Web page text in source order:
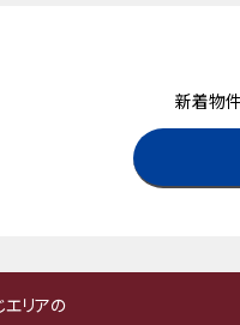
新着物
エリアの